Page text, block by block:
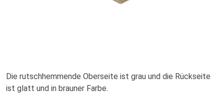
Die rutschhemmende Oberseite ist grau und die Rückseite
ist glatt und in brauner Farbe.